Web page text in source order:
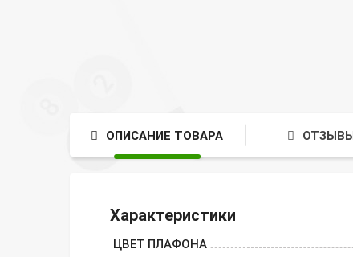
ОПИСАНИЕ ТОВАРА
Характеристики
ЦВЕТ ПЛАФОНА